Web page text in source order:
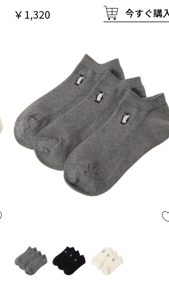
￥1,320 今すぐ購